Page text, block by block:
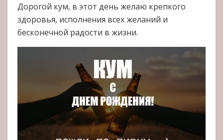
Дорогой кум, в этот день желаю крепкого
здоровья, исполнения всех желаний и
бесконечной радости в жизни.